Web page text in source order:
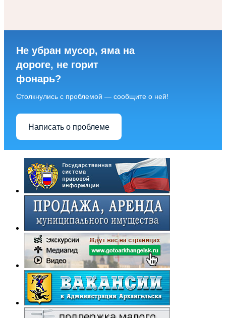
Не убран мусор, яма на
дороге, не горит
фонарь?
Столкнулись с проблемой — сообщите о ней!
Написать о проблеме